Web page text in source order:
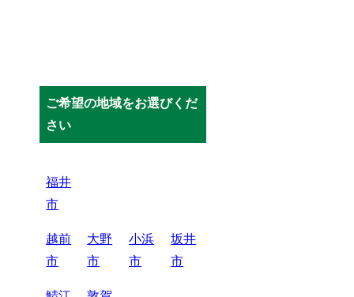
ご希望の地域をお選びくだ
さい
福井
市
越前
市
大野
市
小浜
市
坂井
市